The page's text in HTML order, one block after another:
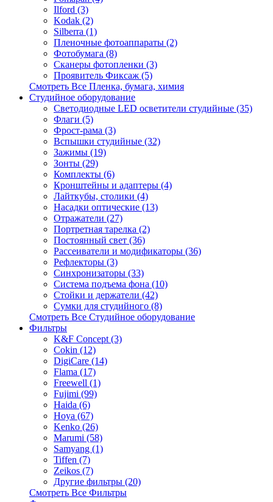
Ilford (3)
Kodak (2)
Silberra (1)
Пленочные фотоаппараты (2)
Фотобумага (8)
Сканеры фотопленки (3)
Проявитель Фиксаж (5)
Смотреть Все Пленка, бумага, химия
Студийное оборудование
Светодиодные LED осветители студийные (35)
Флаги (5)
Фрост-рама (3)
Вспышки студийные (32)
Зажимы (19)
Зонты (29)
Комплекты (6)
Кронштейны и адаптеры (4)
Лайткубы, столики (4)
Насадки оптические (13)
Отражатели (27)
Портретная тарелка (2)
Постоянный свет (36)
Рассеиватели и модификаторы (36)
Рефлекторы (3)
Синхронизаторы (33)
Система подъема фона (10)
Стойки и держатели (42)
Сумки для студийного (8)
Смотреть Все Студийное оборудование
Фильтры
K&F Concept (3)
Cokin (12)
DigiCare (14)
Flama (17)
Freewell (1)
Fujimi (99)
Haida (6)
Hoya (67)
Kenko (26)
Marumi (58)
Samyang (1)
Tiffen (7)
Zeikos (7)
Другие фильтры (20)
Смотреть Все Фильтры